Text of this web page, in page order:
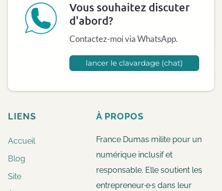
Vous souhaitez discuter
d'abord?
Contactez-moi via WhatsApp.
lancer le clavardage (chat)
LIENS
Accueil
Blog
Site
ÀPROPOS
France Dumas milite pour un
numérique inclusif et
responsable. Elle soutient les
entrepreneur·e·s dans leur